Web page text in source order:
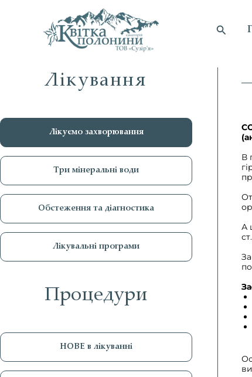
Пошук
Лікування
Лікуємо захворювання
Три мінеральні води
Обстеження та діагностика
Лікувальні програми
Процедури
НОВЕ в лікуванні
В
А